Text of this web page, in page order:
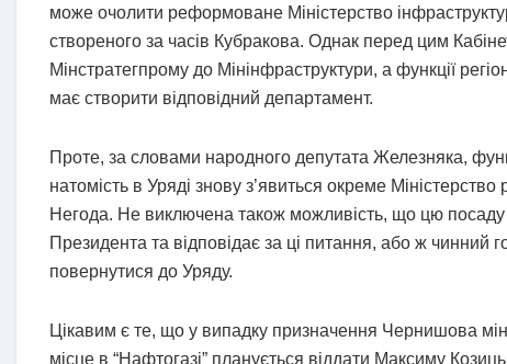
може очолити реформоване Міністерство
створеного за часів Кубракова. Однак перед цим
Мінстратегпрому до Мінінфраструктури, а функції
має створити відповідний департамент.
Проте, за словами народного депутата Железняка,
натомість в Уряді знову з’явиться окреме
Негода. Не виключена також можливість, що цю
Президента та відповідає за ці питання, або ж чинний
повернутися до Уряду.
Цікавим є те, що у випадку призначення Чернишова
місце в “Нафтогазі” планується віддати Максиму